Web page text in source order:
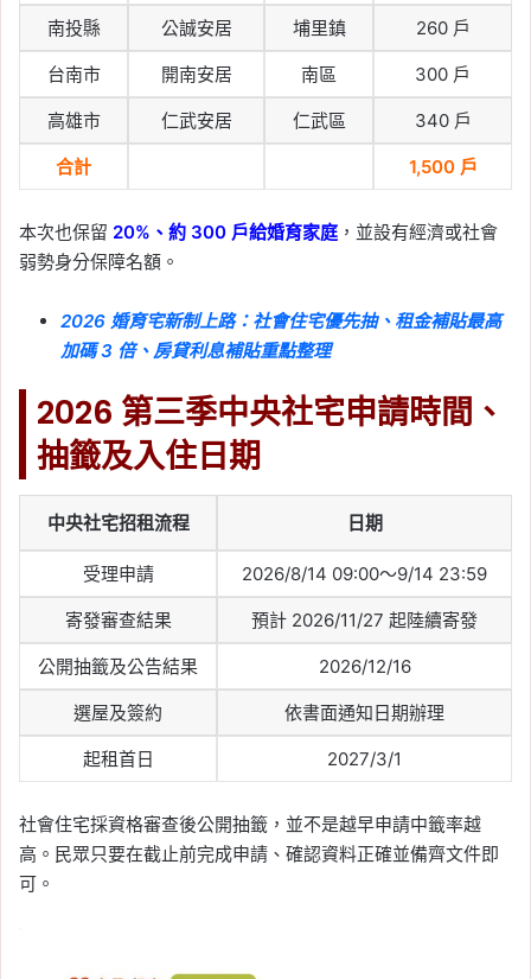
南投縣 公誠安居 埔里鎮 260 戶
台南市 開南安居 南區 300 戶
高雄市 仁武安居 仁武區 340 戶
合計 1,500 戶
本次也保留 20%、約 300 戶給婚育家庭 ，並設有經濟或社會
弱勢身分保障名額。
2026 婚育宅新制上路：社會住宅優先抽、租金補貼最高
加碼 3 倍、房貸利息補貼重點整理
2026 第三季中央社宅申請時間、
抽籤及入住日期
中央社宅招租流程 日期
受理申請 2026/8/14 09:00～9/14 23:59
寄發審查結果 預計 2026/11/27 起陸續寄發
公開抽籤及公告結果 2026/12/16
選屋及簽約 依書面通知日期辦理
起租首日 2027/3/1
社會住宅採資格審查後公開抽籤，並不是越早申請中籤率越
高。民眾只要在截止前完成申請、確認資料正確並備齊文件即
可。